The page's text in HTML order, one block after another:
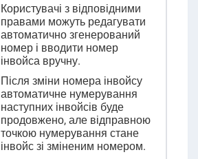
Користувачі з відповідними
правами можуть редагувати
автоматично згенерований
номер і вводити номер
інвойса вручну.
Після зміни номера інвойсу
автоматичне нумерування
наступних інвойсів буде
продовжено, але відправною
точкою нумерування стане
інвойс зі зміненим номером.